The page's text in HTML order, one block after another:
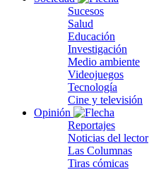
Sucesos
Salud
Educación
Investigación
Medio ambiente
Videojuegos
Tecnología
Cine y televisión
Opinión
Reportajes
Noticias del lector
Las Columnas
Tiras cómicas